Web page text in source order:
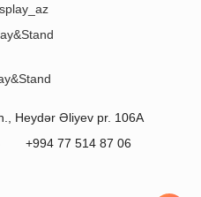
Heydər Əliyev pr. 106A
+994 77 514 87 06